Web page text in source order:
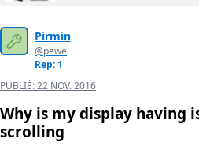
Pirmin
@pewe
Rep: 1
PUBLIÉ:22 NOV. 2016
Why is my display having
scrolling